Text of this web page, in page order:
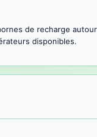
de recharge
disponibles.